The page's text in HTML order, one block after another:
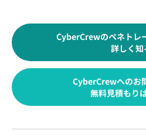
CyberCrewのペネトレ
詳しく知
CyberCrewへのお
無料見積もり